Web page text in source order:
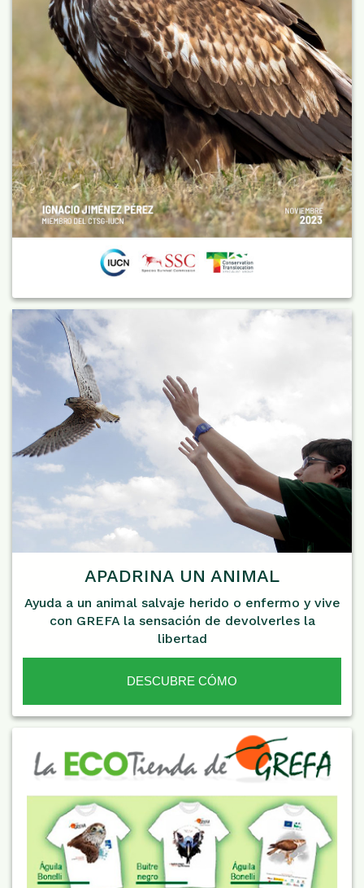
APADRINA UN ANIMAL
Ayuda a un animal salvaje herido o enfermo y vive
con GREFA la sensación de devolverles la
libertad
DESCUBRE CÓMO